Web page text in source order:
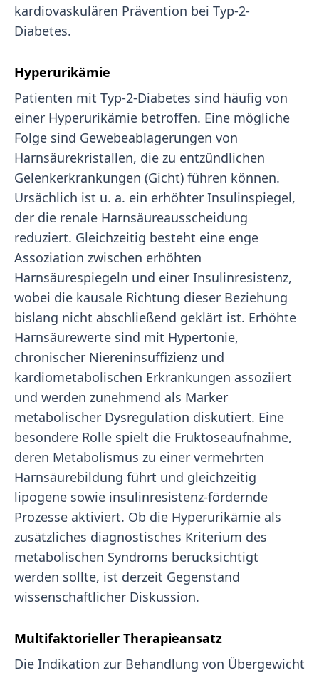
kardiovaskulären Prävention bei Typ-2-
Diabetes.
Hyperurikämie
Patienten mit Typ-2-Diabetes sind häufig von
einer Hyperurikämie betroffen. Eine mögliche
Folge sind Gewebeablagerungen von
Harnsäurekristallen, die zu entzündlichen
Gelenkerkrankungen (Gicht) führen können.
Ursächlich ist u. a. ein erhöhter Insulinspiegel,
der die renale Harnsäureausscheidung
reduziert. Gleichzeitig besteht eine enge
Assoziation zwischen erhöhten
Harnsäurespiegeln und einer Insulinresistenz,
wobei die kausale Richtung dieser Beziehung
bislang nicht abschließend geklärt ist. Erhöhte
Harnsäurewerte sind mit Hypertonie,
chronischer Niereninsuffizienz und
kardiometabolischen Erkrankungen assoziiert
und werden zunehmend als Marker
metabolischer Dysregulation diskutiert. Eine
besondere Rolle spielt die Fruktoseaufnahme,
deren Metabolismus zu einer vermehrten
Harnsäurebildung führt und gleichzeitig
lipogene sowie insulinresistenz-fördernde
Prozesse aktiviert. Ob die Hyperurikämie als
zusätzliches diagnostisches Kriterium des
metabolischen Syndroms berücksichtigt
werden sollte, ist derzeit Gegenstand
wissenschaftlicher Diskussion.
Multifaktorieller Therapieansatz
Die Indikation zur Behandlung von Übergewicht